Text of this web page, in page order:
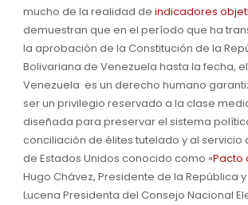
mucho de la realidad de indicadores
demuestran que en el período que ha
la aprobación de la Constitución de la
Bolivariana de Venezuela hasta la fecha,
Venezuela es un derecho humano
ser un privilegio reservado a la clase
diseñada para preservar el sistema
conciliación de élites tutelado y al servicio
de Estados Unidos conocido como «Pacto
Hugo Chávez, Presidente de la República y
Lucena Presidenta del Consejo Nacional